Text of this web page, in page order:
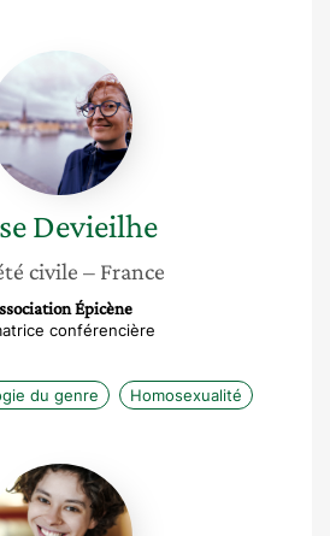
Devieilhe
Devieilhe
civile – France
Épicène
conférencière
du genre Homosexualité
Romane
Faure-
Mary